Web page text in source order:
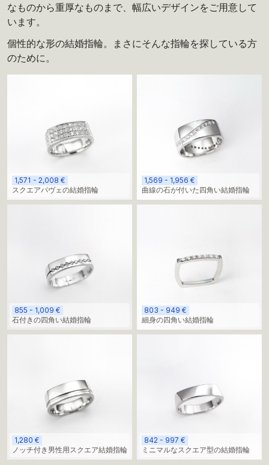
なものから重厚なものまで、幅広いデザインをご用意して
います。
個性的な形の結婚指輪。まさにそんな指輪を探している方
のために。
1,571 - 2,008 €
スクエアパヴェの結婚指輪
1,569 - 1,956 €
曲線の石が付いた四角い結婚指輪
855 - 1,009 €
石付きの四角い結婚指輪
803 - 949 €
細身の四角い結婚指輪
1,280 €
ノッチ付き男性用スクエア結婚指輪
842 - 997 €
ミニマルなスクエア型の結婚指輪